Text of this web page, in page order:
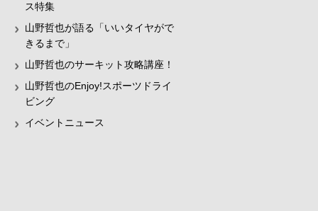
ス特集
山野哲也が語る「いいタイヤがで
きるまで」
山野哲也のサーキット攻略講座！
山野哲也のEnjoy!スポーツドライ
ビング
イベントニュース